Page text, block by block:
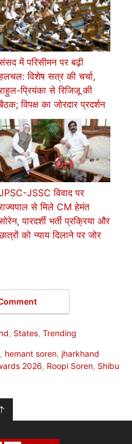
में परिसीमन पर बढ़ी
विशेष सत्र की चर्चा,
प्रियंका से रिजिजू की
विपक्ष का जोरदार प्रदर्शन
JSSC विवाद पर
से मिले CM हेमंत
पारदर्शी भर्ती प्रक्रिया और
को न्याय दिलाने पर जोर
, States, Trending
, hemant soren, jharkhand
2026, Roopi Soren, Shibu